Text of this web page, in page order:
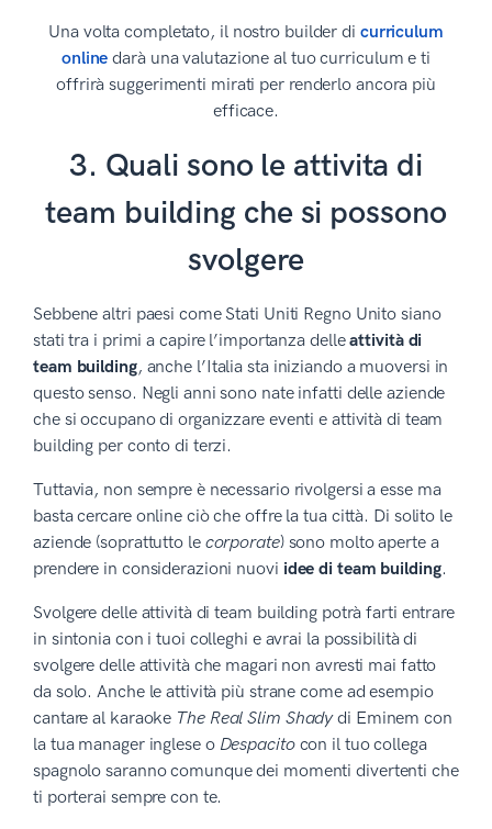
Una volta completato, il nostro builder di curriculum
online darà una valutazione al tuo curriculum e ti
offrirà suggerimenti mirati per renderlo ancora più
efficace.
3. Quali sono le attivita di
team building che si possono
svolgere
Sebbene altri paesi come Stati Uniti Regno Unito siano
stati tra i primi a capire l’importanza delleattività di
team building, anche l’Italia sta iniziando a muoversi in
questo senso. Negli anni sono nate infatti delle aziende
che si occupano di organizzare eventi e attività di team
building per conto di terzi.
Tuttavia, non sempre è necessario rivolgersi a esse ma
basta cercare online ciò che offre la tua città. Di solito le
aziende (soprattutto le corporate) sono molto aperte a
prendere in considerazioni nuovi idee di team building.
Svolgere delle attività di team building potrà farti entrare
in sintonia con i tuoi colleghi e avrai la possibilità di
svolgere delle attività che magari non avresti mai fatto
da solo. Anche le attività più strane come ad esempio
cantare al karaoke The Real Slim Shadydi Eminem con
la tua manager inglese o Despacitocon il tuo collega
spagnolo saranno comunque dei momenti divertenti che
ti porterai sempre con te.